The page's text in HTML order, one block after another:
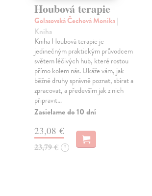
Houbová terapie
Golasovská Čechová Monika|
Kniha
Kniha Houbová terapie je
jedinečným praktickým průvodcem
světem léčivých hub, které rostou
přímo kolem nás. Ukáže vám, jak
běžné druhy správně poznat, sbírat a
zpracovat, a především jak z nich
připravit…
Zasielame do 10 dní
23,08 €
23,79 € ?